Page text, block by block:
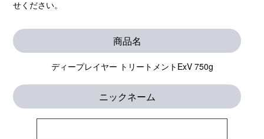
せください。
商品名
ディープレイヤー トリートメントExV 750g
ニックネーム